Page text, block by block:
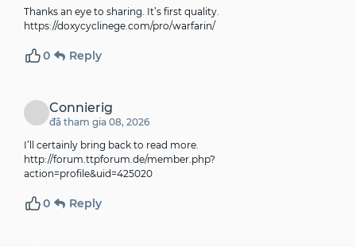
Thanks an eye to sharing. It’s first quality.
https://doxycyclinege.com/pro/warfarin/
0 Reply
Connierig
đã tham gia 08, 2026
I’ll certainly bring back to read more.
http://forum.ttpforum.de/member.php?
action=profile&uid=425020
0 Reply